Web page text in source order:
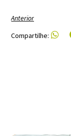
Anterior
Compartilhe: